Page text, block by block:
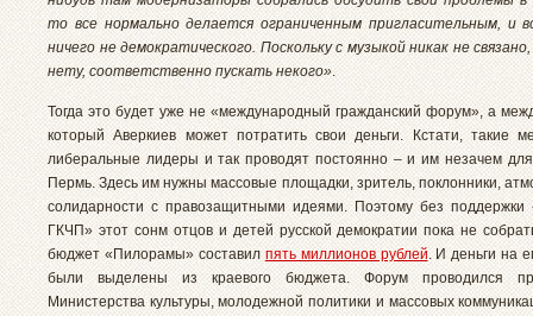
то все нормально делается ограниченным пригласительным, и
ничего не демократического. Поскольку с музыкой никак не
нету, соответственно пускать некого».
Тогда это будет уже не «международный гражданский форум», а
который Аверкиев может потратить свои деньги. Кстати, такие
либеральные лидеры и так проводят постоянно – и им незачем для
Пермь. Здесь им нужны массовые площадки, зритель, поклонники,
солидарности с правозащитными идеями. Поэтому без поддержки
ГКЧП» этот сонм отцов и детей русской демократии пока не
бюджет «Пилорамы» составил пять миллионов рублей. И деньги на
были выделены из краевого бюджета. Форум проводился
Министерства культуры, молодежной политики и массовых